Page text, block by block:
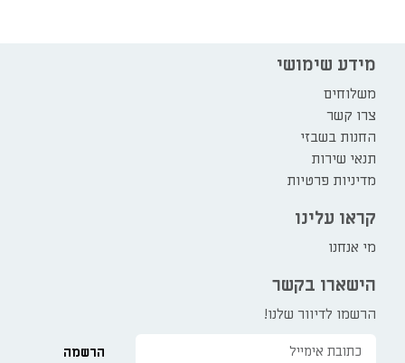
מידע שימושי
משלוחים
צרו קשר
החנות בשבזי
תנאי שירות
מדיניות פרטיות
קראו עלינו
מי אנחנו
הישארו בקשר
הרשמו לדיוור שלנו!
הרשמה